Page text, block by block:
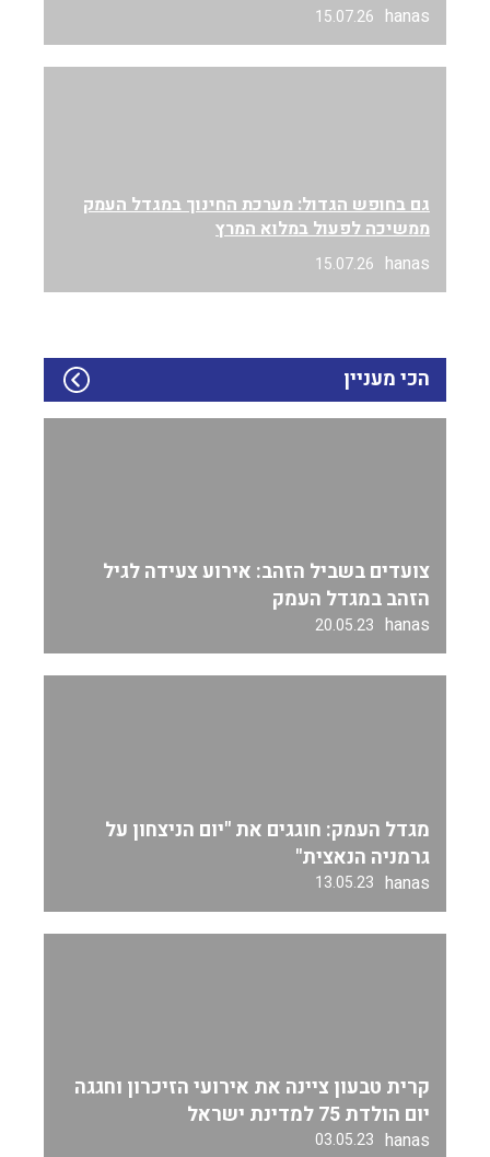
hanas
15.07.26
גם בחופש הגדול: מערכת החינוך במגדל העמק
ממשיכה לפעול במלוא המרץ
hanas
15.07.26
הכי מעניין
צועדים בשביל הזהב: אירוע צעידה לגיל
הזהב במגדל העמק
hanas
20.05.23
מגדל העמק: חוגגים את "יום הניצחון על
גרמניה הנאצית"
hanas
13.05.23
קרית טבעון ציינה את אירועי הזיכרון וחגגה
יום הולדת 75 למדינת ישראל
hanas
03.05.23